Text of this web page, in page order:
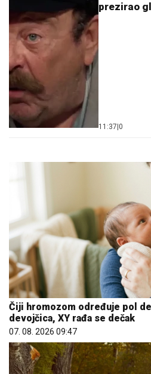
prezirao
11:37 0
Čiji hromozom određuje pol
devojčica, XY rađa se dečak
07. 08. 2026 09:47